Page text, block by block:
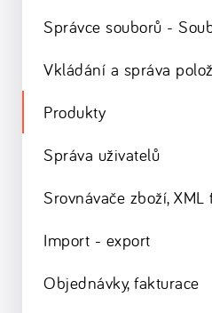
Správce souborů -
Vkládání a správa
Produkty
Správa uživatelů
Srovnávače zboží,
Import - export
Objednávky, fakturace